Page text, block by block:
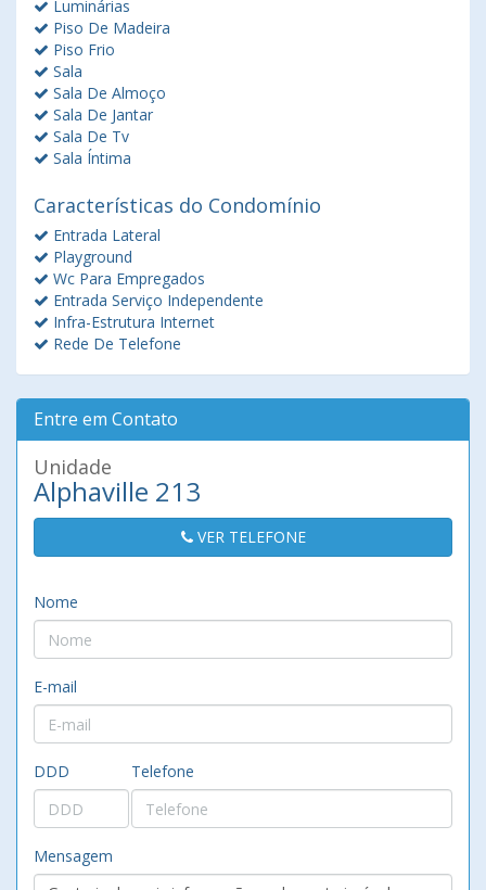
Luminárias
Piso De Madeira
Piso Frio
Sala
Sala De Almoço
Sala De Jantar
Sala De Tv
Sala Íntima
Características do Condomínio
Entrada Lateral
Playground
Wc Para Empregados
Entrada Serviço Independente
Infra-Estrutura Internet
Rede De Telefone
Entre em Contato
Unidade
Alphaville 213
VER TELEFONE
Nome
E-mail
DDD Telefone
Mensagem